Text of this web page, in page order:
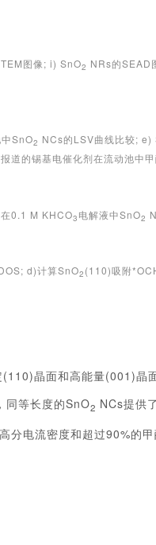
图像; i) SnO2 NRs的SEAD
SnO2 NCs的LSV曲线比较; e)
道的锡基电催化剂在流动池中
0.1 M KHCO3 电解液中SnO2
d)计算SnO2 (110)吸附
晶面和高能量(001)晶
同等长度的SnO2 NCs提供
分电流密度和超过90%的